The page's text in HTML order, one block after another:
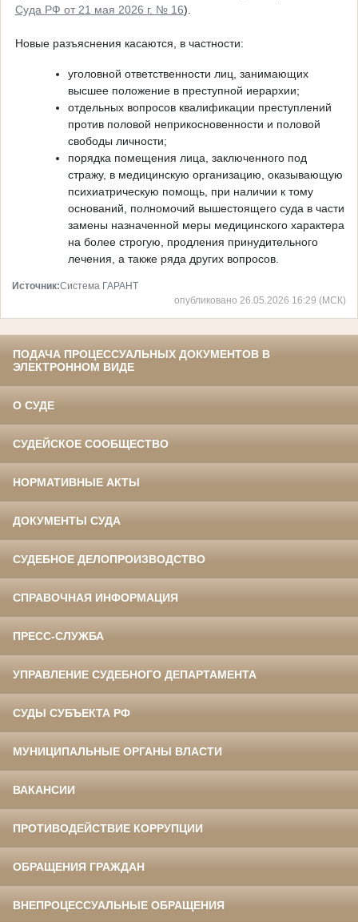
Суда РФ от 21 мая 2026 г. № 16).
Новые разъяснения касаются, в частности:
уголовной ответственности лиц, занимающих
высшее положение в преступной иерархии;
отдельных вопросов квалификации преступлений
против половой неприкосновенности и половой
свободы личности;
порядка помещения лица, заключенного под
стражу, в медицинскую организацию, оказывающую
психиатрическую помощь, при наличии к тому
оснований, полномочий вышестоящего суда в части
замены назначенной меры медицинского характера
на более строгую, продления принудительного
лечения, а также ряда других вопросов.
Источник:Система ГАРАНТ
опубликовано 26.05.2026 16:29 (МСК)
ПОДАЧА ПРОЦЕССУАЛЬНЫХ ДОКУМЕНТОВ В
ЭЛЕКТРОННОМ ВИДЕ
О СУДЕ
СУДЕЙСКОЕ СООБЩЕСТВО
НОРМАТИВНЫЕ АКТЫ
ДОКУМЕНТЫ СУДА
СУДЕБНОЕ ДЕЛОПРОИЗВОДСТВО
СПРАВОЧНАЯ ИНФОРМАЦИЯ
ПРЕСС-СЛУЖБА
УПРАВЛЕНИЕ СУДЕБНОГО ДЕПАРТАМЕНТА
СУДЫ СУБЪЕКТА РФ
МУНИЦИПАЛЬНЫЕ ОРГАНЫ ВЛАСТИ
ВАКАНСИИ
ПРОТИВОДЕЙСТВИЕ КОРРУПЦИИ
ОБРАЩЕНИЯ ГРАЖДАН
ВНЕПРОЦЕССУАЛЬНЫЕ ОБРАЩЕНИЯ